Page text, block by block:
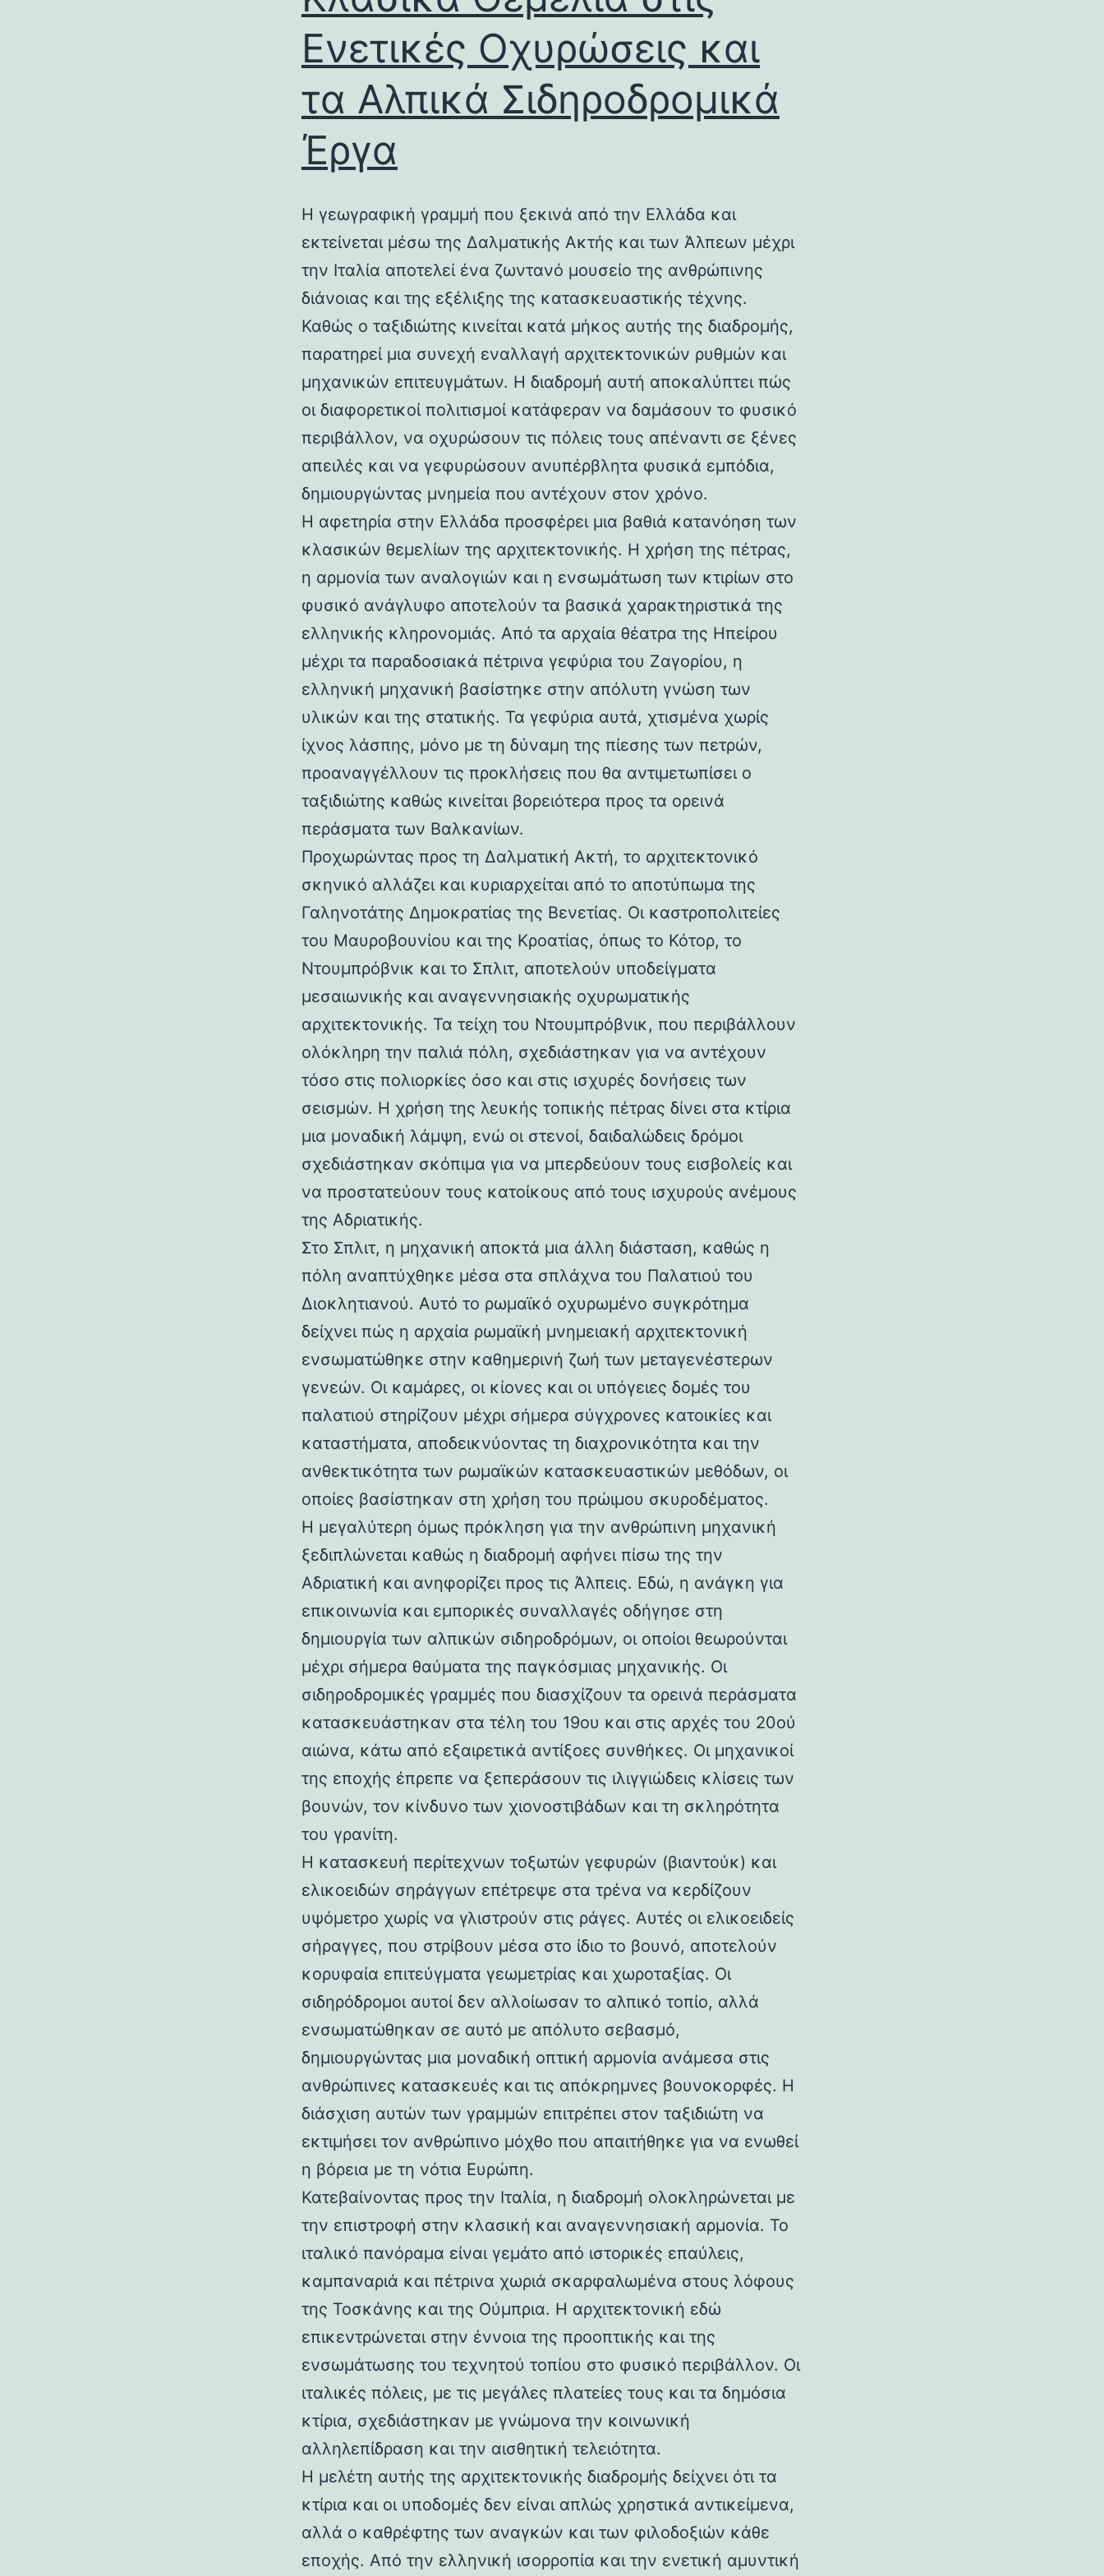
Ενετικές Οχυρώσεις και
τα Αλπικά Σιδηροδρομικά
Έργα
Η γεωγραφική γραμμή που ξεκινά από την Ελλάδα και
εκτείνεται μέσω της Δαλματικής Ακτής και των Άλπεων μέχρι
την Ιταλία αποτελεί ένα ζωντανό μουσείο της ανθρώπινης
διάνοιας και της εξέλιξης της κατασκευαστικής τέχνης.
Καθώς ο ταξιδιώτης κινείται κατά μήκος αυτής της διαδρομής,
παρατηρεί μια συνεχή εναλλαγή αρχιτεκτονικών ρυθμών και
μηχανικών επιτευγμάτων. Η διαδρομή αυτή αποκαλύπτει πώς
οι διαφορετικοί πολιτισμοί κατάφεραν να δαμάσουν το φυσικό
περιβάλλον, να οχυρώσουν τις πόλεις τους απέναντι σε ξένες
απειλές και να γεφυρώσουν ανυπέρβλητα φυσικά εμπόδια,
δημιουργώντας μνημεία που αντέχουν στον χρόνο.
Η αφετηρία στην Ελλάδα προσφέρει μια βαθιά κατανόηση των
κλασικών θεμελίων της αρχιτεκτονικής. Η χρήση της πέτρας,
η αρμονία των αναλογιών και η ενσωμάτωση των κτιρίων στο
φυσικό ανάγλυφο αποτελούν τα βασικά χαρακτηριστικά της
ελληνικής κληρονομιάς. Από τα αρχαία θέατρα της Ηπείρου
μέχρι τα παραδοσιακά πέτρινα γεφύρια του Ζαγορίου, η
ελληνική μηχανική βασίστηκε στην απόλυτη γνώση των
υλικών και της στατικής. Τα γεφύρια αυτά, χτισμένα χωρίς
ίχνος λάσπης, μόνο με τη δύναμη της πίεσης των πετρών,
προαναγγέλλουν τις προκλήσεις που θα αντιμετωπίσει ο
ταξιδιώτης καθώς κινείται βορειότερα προς τα ορεινά
περάσματα των Βαλκανίων.
Προχωρώντας προς τη Δαλματική Ακτή, το αρχιτεκτονικό
σκηνικό αλλάζει και κυριαρχείται από το αποτύπωμα της
Γαληνοτάτης Δημοκρατίας της Βενετίας. Οι καστροπολιτείες
του Μαυροβουνίου και της Κροατίας, όπως το Κότορ, το
Ντουμπρόβνικ και το Σπλιτ, αποτελούν υποδείγματα
μεσαιωνικής και αναγεννησιακής οχυρωματικής
αρχιτεκτονικής. Τα τείχη του Ντουμπρόβνικ, που περιβάλλουν
ολόκληρη την παλιά πόλη, σχεδιάστηκαν για να αντέχουν
τόσο στις πολιορκίες όσο και στις ισχυρές δονήσεις των
σεισμών. Η χρήση της λευκής τοπικής πέτρας δίνει στα κτίρια
μια μοναδική λάμψη, ενώ οι στενοί, δαιδαλώδεις δρόμοι
σχεδιάστηκαν σκόπιμα για να μπερδεύουν τους εισβολείς και
να προστατεύουν τους κατοίκους από τους ισχυρούς ανέμους
της Αδριατικής.
Στο Σπλιτ, η μηχανική αποκτά μια άλλη διάσταση, καθώς η
πόλη αναπτύχθηκε μέσα στα σπλάχνα του Παλατιού του
Διοκλητιανού. Αυτό το ρωμαϊκό οχυρωμένο συγκρότημα
δείχνει πώς η αρχαία ρωμαϊκή μνημειακή αρχιτεκτονική
ενσωματώθηκε στην καθημερινή ζωή των μεταγενέστερων
γενεών. Οι καμάρες, οι κίονες και οι υπόγειες δομές του
παλατιού στηρίζουν μέχρι σήμερα σύγχρονες κατοικίες και
καταστήματα, αποδεικνύοντας τη διαχρονικότητα και την
ανθεκτικότητα των ρωμαϊκών κατασκευαστικών μεθόδων, οι
οποίες βασίστηκαν στη χρήση του πρώιμου σκυροδέματος.
Η μεγαλύτερη όμως πρόκληση για την ανθρώπινη μηχανική
ξεδιπλώνεται καθώς η διαδρομή αφήνει πίσω της την
Αδριατική και ανηφορίζει προς τις Άλπεις. Εδώ, η ανάγκη για
επικοινωνία και εμπορικές συναλλαγές οδήγησε στη
δημιουργία των αλπικών σιδηροδρόμων, οι οποίοι θεωρούνται
μέχρι σήμερα θαύματα της παγκόσμιας μηχανικής. Οι
σιδηροδρομικές γραμμές που διασχίζουν τα ορεινά περάσματα
κατασκευάστηκαν στα τέλη του 19ου και στις αρχές του 20ού
αιώνα, κάτω από εξαιρετικά αντίξοες συνθήκες. Οι μηχανικοί
της εποχής έπρεπε να ξεπεράσουν τις ιλιγγιώδεις κλίσεις των
βουνών, τον κίνδυνο των χιονοστιβάδων και τη σκληρότητα
του γρανίτη.
Η κατασκευή περίτεχνων τοξωτών γεφυρών (βιαντούκ) και
ελικοειδών σηράγγων επέτρεψε στα τρένα να κερδίζουν
υψόμετρο χωρίς να γλιστρούν στις ράγες. Αυτές οι ελικοειδείς
σήραγγες, που στρίβουν μέσα στο ίδιο το βουνό, αποτελούν
κορυφαία επιτεύγματα γεωμετρίας και χωροταξίας. Οι
σιδηρόδρομοι αυτοί δεν αλλοίωσαν το αλπικό τοπίο, αλλά
ενσωματώθηκαν σε αυτό με απόλυτο σεβασμό,
δημιουργώντας μια μοναδική οπτική αρμονία ανάμεσα στις
ανθρώπινες κατασκευές και τις απόκρημνες βουνοκορφές. Η
διάσχιση αυτών των γραμμών επιτρέπει στον ταξιδιώτη να
εκτιμήσει τον ανθρώπινο μόχθο που απαιτήθηκε για να ενωθεί
η βόρεια με τη νότια Ευρώπη.
Κατεβαίνοντας προς την Ιταλία, η διαδρομή ολοκληρώνεται με
την επιστροφή στην κλασική και αναγεννησιακή αρμονία. Το
ιταλικό πανόραμα είναι γεμάτο από ιστορικές επαύλεις,
καμπαναριά και πέτρινα χωριά σκαρφαλωμένα στους λόφους
της Τοσκάνης και της Ούμπρια. Η αρχιτεκτονική εδώ
επικεντρώνεται στην έννοια της προοπτικής και της
ενσωμάτωσης του τεχνητού τοπίου στο φυσικό περιβάλλον. Οι
ιταλικές πόλεις, με τις μεγάλες πλατείες τους και τα δημόσια
κτίρια, σχεδιάστηκαν με γνώμονα την κοινωνική
αλληλεπίδραση και την αισθητική τελειότητα.
Η μελέτη αυτής της αρχιτεκτονικής διαδρομής δείχνει ότι τα
κτίρια και οι υποδομές δεν είναι απλώς χρηστικά αντικείμενα,
αλλά ο καθρέφτης των αναγκών και των φιλοδοξιών κάθε
εποχής. Από την ελληνική ισορροπία και την ενετική αμυντική